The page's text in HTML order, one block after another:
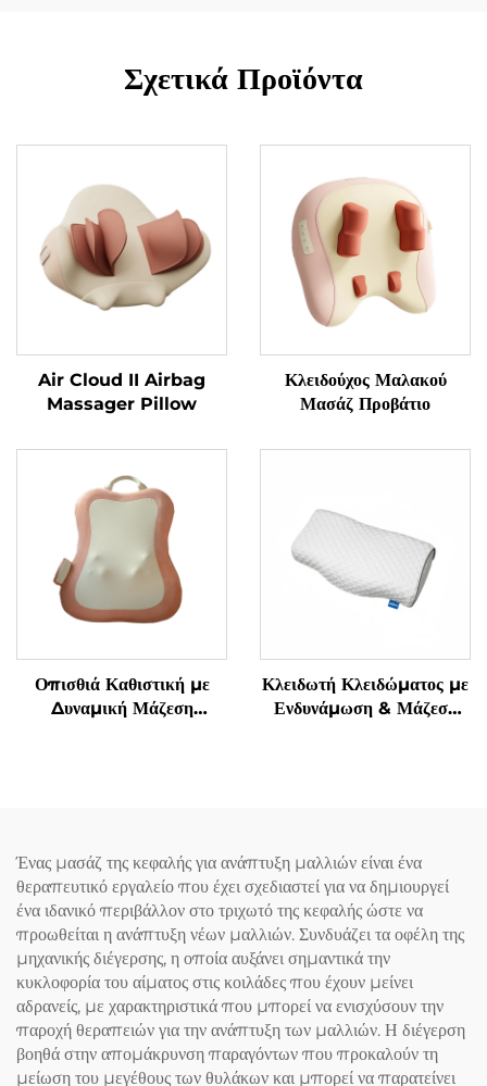
Σχετικά Προϊόντα
Air Cloud II Airbag
Massager Pillow
Κλειδούχος Μαλακού
Μασάζ Προβάτιο
Οπισθιά Καθιστική με
Δυναμική Μάζεση
Κλειδωτή Κλειδώματος με
Ενδυνάμωση & Μάζεση
Ένας μασάζ της κεφαλής για ανάπτυξη μαλλιών είναι ένα
θεραπευτικό εργαλείο που έχει σχεδιαστεί για να δημιουργεί
ένα ιδανικό περιβάλλον στο τριχωτό της κεφαλής ώστε να
προωθείται η ανάπτυξη νέων μαλλιών. Συνδυάζει τα οφέλη της
μηχανικής διέγερσης, η οποία αυξάνει σημαντικά την
κυκλοφορία του αίματος στις κοιλάδες που έχουν μείνει
αδρανείς, με χαρακτηριστικά που μπορεί να ενισχύσουν την
παροχή θεραπειών για την ανάπτυξη των μαλλιών. Η διέγερση
βοηθά στην απομάκρυνση παραγόντων που προκαλούν τη
μείωση του μεγέθους των θυλάκων και μπορεί να παρατείνει